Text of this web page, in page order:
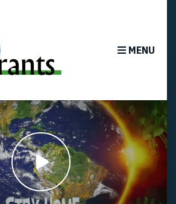
MENU
Play
video